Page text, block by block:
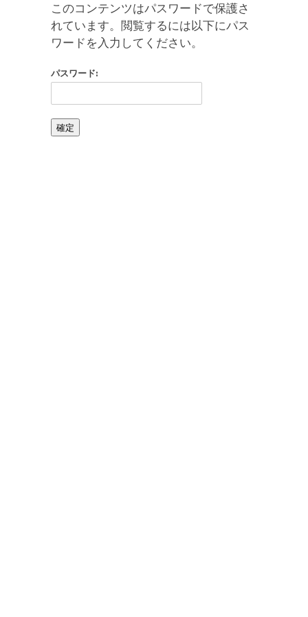
このコンテンツはパスワードで保護さ
れています。閲覧するには以下にパス
ワードを入力してください。
パスワード: